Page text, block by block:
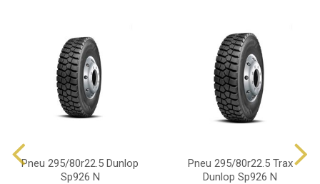
Pneu 295/80r22.5 Dunlop
Sp926 N
Pneu 295/80r22.5 Trax
Dunlop Sp926 N